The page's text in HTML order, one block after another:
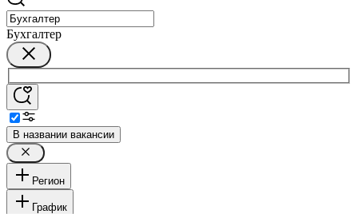
Бухгалтер
В названии вакансии
Регион
График